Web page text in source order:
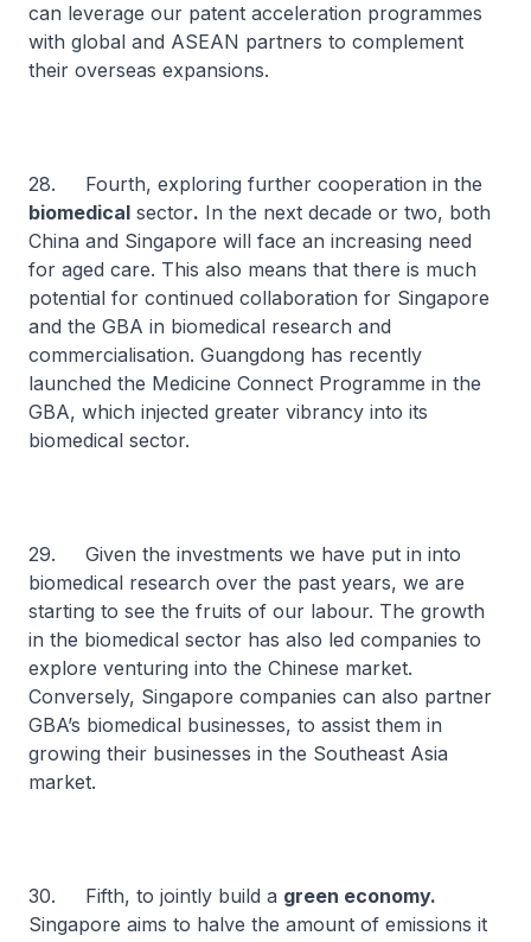
can leverage our patent acceleration programmes
with global and ASEAN partners to complement
their overseas expansions.
28. Fourth, exploring further cooperation in the
biomedical sector. In the next decade or two, both
China and Singapore will face an increasing need
for aged care. This also means that there is much
potential for continued collaboration for Singapore
and the GBA in biomedical research and
commercialisation. Guangdong has recently
launched the Medicine Connect Programme in the
GBA, which injected greater vibrancy into its
biomedical sector.
29. Given the investments we have put in into
biomedical research over the past years, we are
starting to see the fruits of our labour. The growth
in the biomedical sector has also led companies to
explore venturing into the Chinese market.
Conversely, Singapore companies can also partner
GBA’s biomedical businesses, to assist them in
growing their businesses in the Southeast Asia
market.
30. Fifth, to jointly build a green economy.
Singapore aims to halve the amount of emissions it